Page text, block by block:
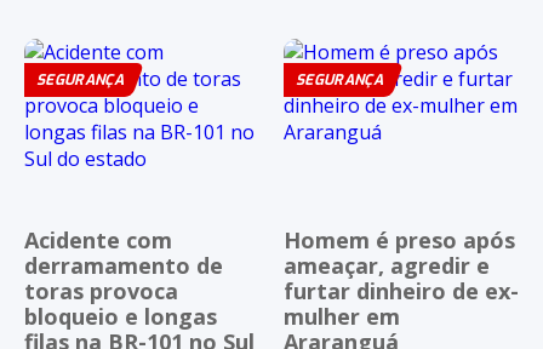
SEGURANÇA
Acidente com
derramamento de
toras provoca
bloqueio e longas
filas na BR-101 no Sul
SEGURANÇA
Homem é preso após
ameaçar, agredir e
furtar dinheiro de ex-
mulher em
Araranguá